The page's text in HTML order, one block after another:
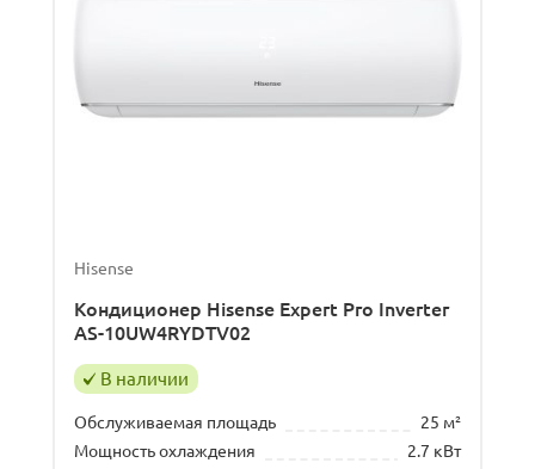
Hisense
Кондиционер Hisense Expert Pro Inverter
AS-10UW4RYDTV02
В наличии
Обслуживаемая площадь
25 м²
Мощность охлаждения
2.7 кВт